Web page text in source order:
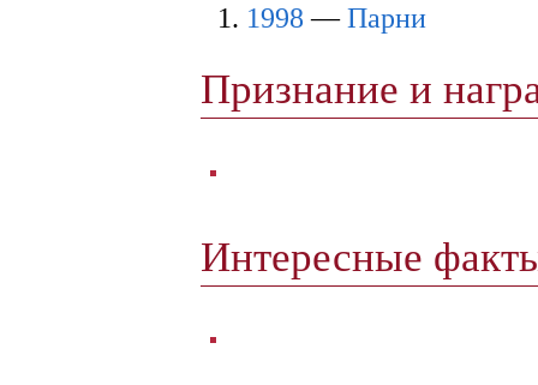
1998 —Парни
Признание и
Интересные